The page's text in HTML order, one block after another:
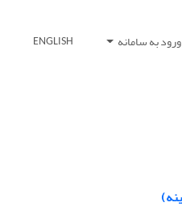
ورود به سامانه ENGLISH